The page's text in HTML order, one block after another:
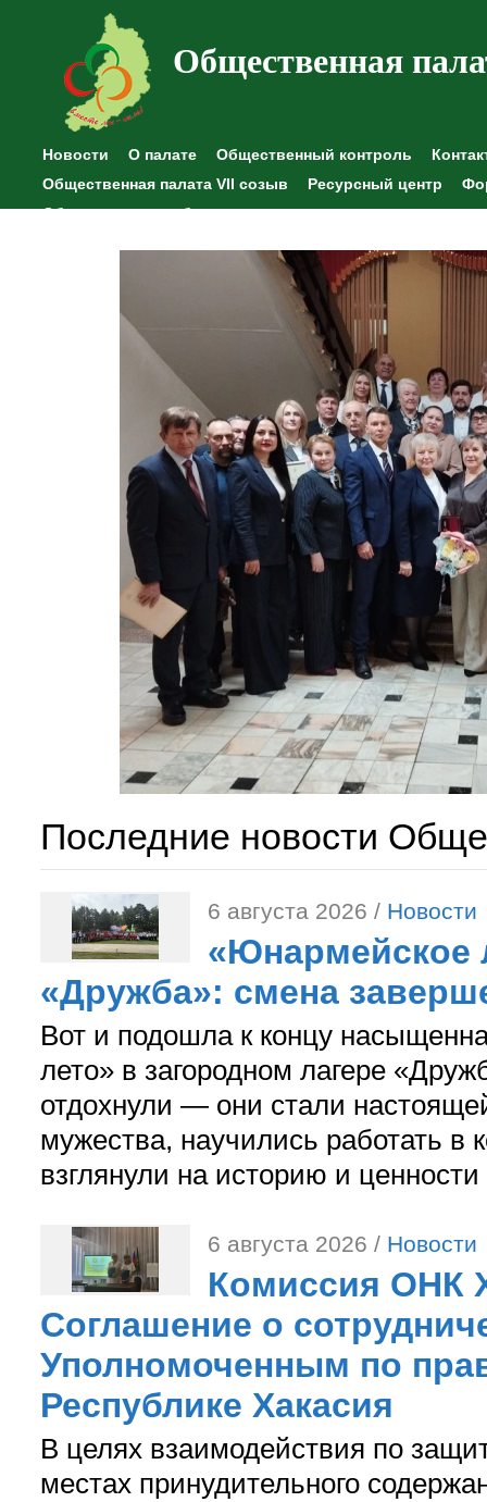
Общественная
Новости О палате Общественный контроль
Общественная палата VII созыв
Ресурсный центр
Общественные наблюдения
Последние новости
6 августа 2026 / Новости
«Юнармейское
«Дружба»: смена
Вот и подошла к концу
лето» в загородном лагере
отдохнули — они стали
мужества, научились работать в
взглянули на историю и
6 августа 2026 / Новости
Комиссия ОНК
Соглашение о
Уполномоченным по
Республике Хакасия
В целях взаимодействия по
местах принудительного